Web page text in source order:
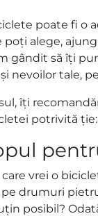
poate fi o
alege,
gândit să îți
și nevoilor tale,
îți
potrivită ție:
vrei o
pe drumuri
posibil?